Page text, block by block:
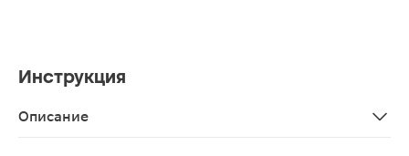
Инструкция
Описание